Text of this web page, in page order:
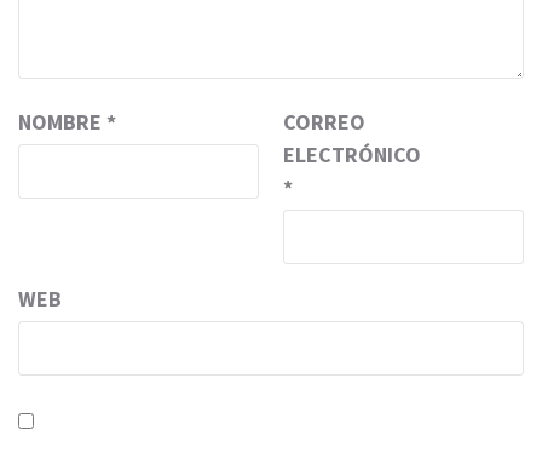
NOMBRE *
CORREO
ELECTRÓNICO
*
WEB